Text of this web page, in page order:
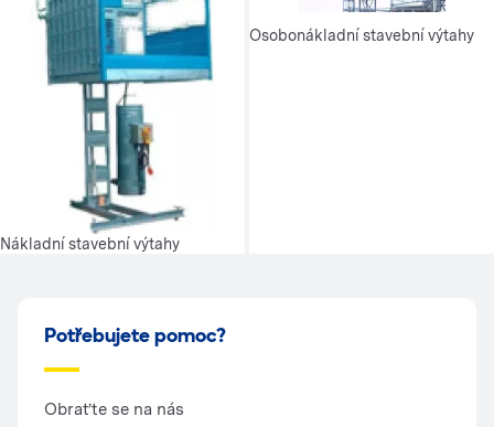
Nákladní stavební výtahy
Osobonákladní stavební výtahy
Potřebujete pomoc?
Obraťte se na nás